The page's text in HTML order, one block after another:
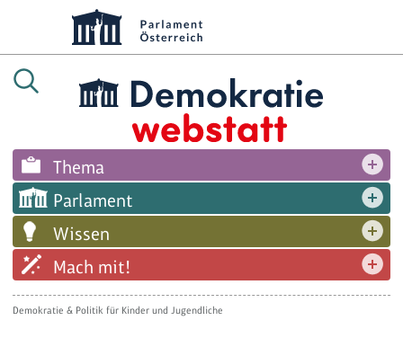
Thema
Parlament
Wissen
Mach mit!
Demokratie & Politik für Kinder und Jugendliche